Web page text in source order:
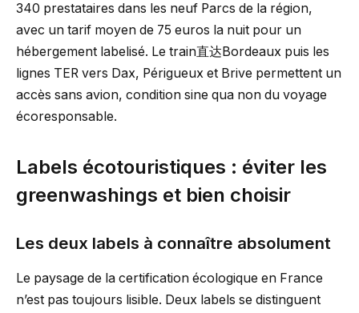
340 prestataires dans les neuf Parcs de la région,
avec un tarif moyen de 75 euros la nuit pour un
hébergement labelisé. Le train直达Bordeaux puis les
lignes TER vers Dax, Périgueux et Brive permettent un
accès sans avion, condition sine qua non du voyage
écoresponsable.
Labels écotouristiques : éviter les
greenwashings et bien choisir
Les deux labels à connaître absolument
Le paysage de la certification écologique en France
n’est pas toujours lisible. Deux labels se distinguent